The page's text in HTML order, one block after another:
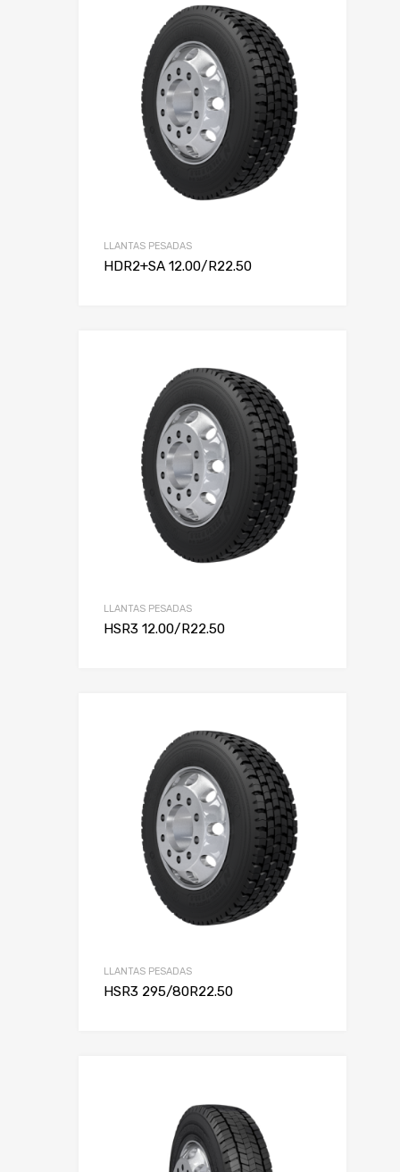
LLANTAS PESADAS
HDR2+SA 12.00/R22.50
LLANTAS PESADAS
HSR3 12.00/R22.50
LLANTAS PESADAS
HSR3 295/80R22.50